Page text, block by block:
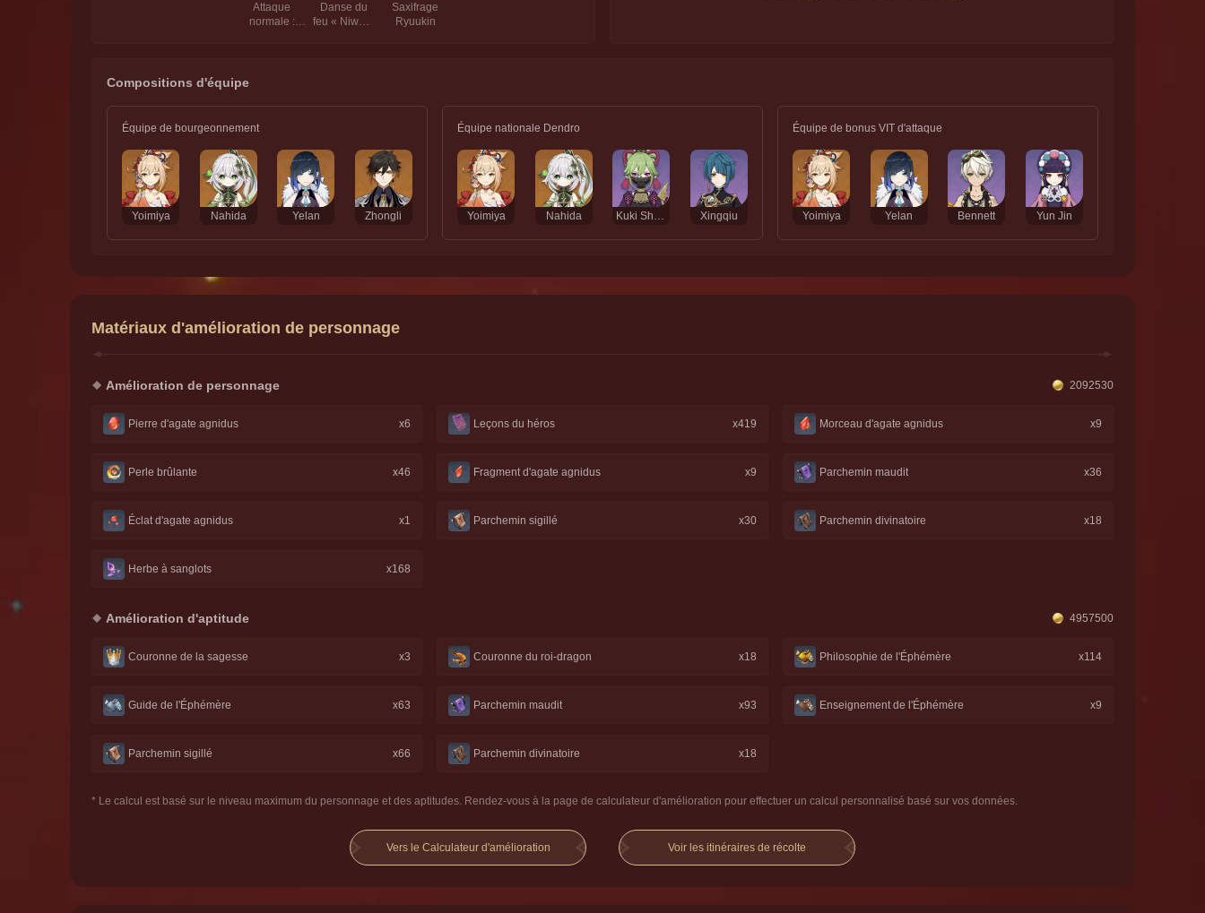
Attaque
normale :
Danse du
feu « Niwabi
Saxifrage
Ryuukin
Compositions d'équipe
Équipe de bourgeonnement
Yoimiya Nahida Yelan Zhongli
Équipe nationale Dendro
Yoimiya Nahida Kuki Shinobu Xingqiu
Équipe de bonus VIT d'attaque
Yoimiya Yelan Bennett Yun Jin
Matériaux d'amélioration de personnage
Amélioration de personnage 2092530
Pierre d'agate agnidus x6 Leçons du héros x419 Morceau d'agate agnidus x9
Perle brûlante x46 Fragment d'agate agnidus x9 Parchemin maudit x36
Éclat d'agate agnidus x1 Parchemin sigillé x30 Parchemin divinatoire x18
Herbe à sanglots x168
Amélioration d'aptitude 4957500
Couronne de la sagesse x3 Couronne du roi-dragon x18 Philosophie de l'Éphémère x114
Guide de l'Éphémère x63 Parchemin maudit x93 Enseignement de l'Éphémère x9
Parchemin sigillé x66 Parchemin divinatoire x18
* Le calcul est basé sur le niveau maximum du personnage et des aptitudes. Rendez-vous à la page de calculateur d'amélioration pour effectuer un calcul personnalisé basé sur vos données.
Vers le Calculateur d'amélioration Voir les itinéraires de récolte